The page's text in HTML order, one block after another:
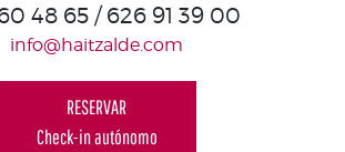
48 65 / 626 91 39 00
info@haitzalde.com
RESERVAR
Check-in autónomo